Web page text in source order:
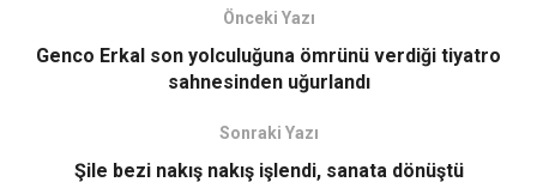
o
d
Önceki Yazı
Genco Erkal son yolculuğuna ömrünü verdiği tiyatro
sahnesinden uğurlandı
Sonraki Yazı
Şile bezi nakış nakış işlendi, sanata dönüştü